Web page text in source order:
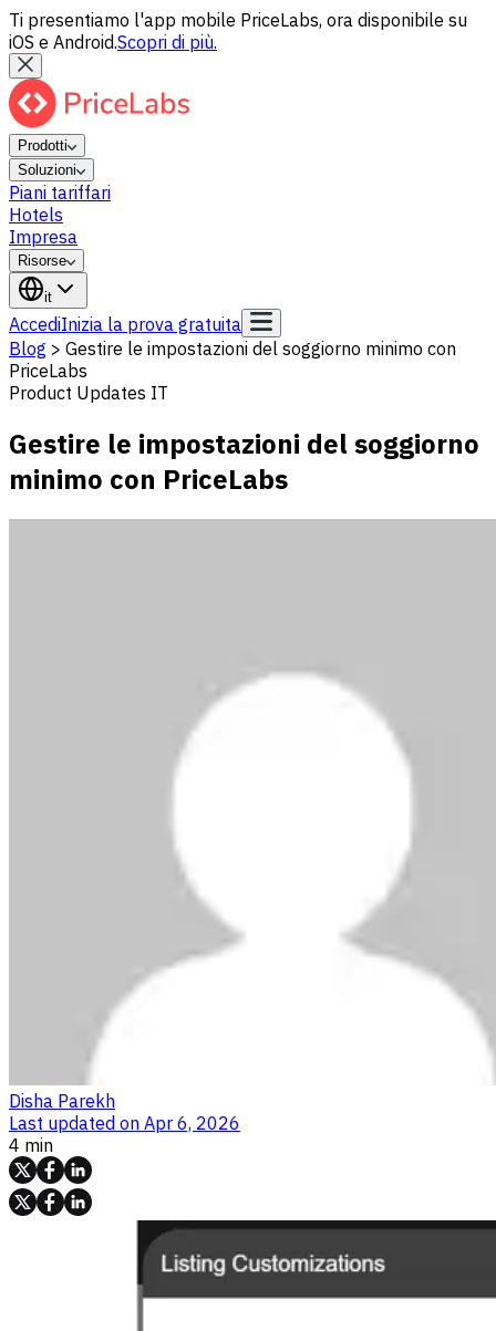
Ti presentiamo l'app mobile PriceLabs, ora disponibile su
iOS e Android.Scopri di più.
Prodotti
Soluzioni
Piani tariffari
Hotels
Impresa
Risorse
it
AccediInizia la prova gratuita
Blog > Gestire le impostazioni del soggiorno minimo con
PriceLabs
Product Updates IT
Gestire le impostazioni del soggiorno
minimo con PriceLabs
Disha Parekh
Last updated on Apr 6, 2026
4 min